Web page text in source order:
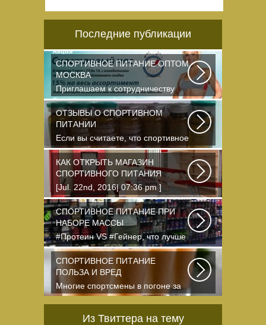
Последние публикации
СПОРТИВНОЕ ПИТАНИЕ ОПТОМ
МОСКВА
Приглашаем к сотрудничеству
организации, занимающихся
продажей спортивного...
ОТЗЫВЫ О СПОРТИВНОМ
ПИТАНИИ
Если вы считаете, что спортивное
питание — это стероиды и
протеин в шприцах...
КАК ОТКРЫТЬ МАГАЗИН
СПОРТИВНОГО ПИТАНИЯ
[Jul. 22nd, 2016| 07:36 pm ]
dkphoto Что-то я окончательно
перевел ведение...
СПОРТИВНОЕ ПИТАНИЕ ПРИ
НАБОРЕ МАССЫ
#Протеин VS #Гейнер, что лучше
для набора массы? Очень часто
начинающие...
СПОРТИВНОЕ ПИТАНИЕ
ПОЛЬЗА И ВРЕД
Многие спортсмены в погоне за
спортивными результатами в
Из Твиттера на тему